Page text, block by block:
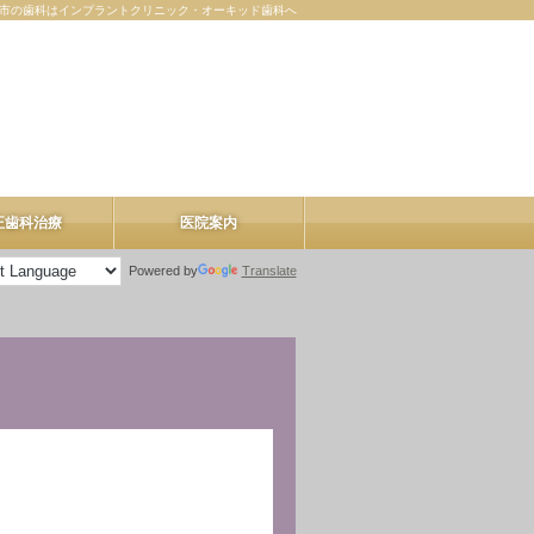
の歯科はインプラントクリニック・オーキッド歯科へ
歯科治療 医院案内
医院案内
Powered by Translate